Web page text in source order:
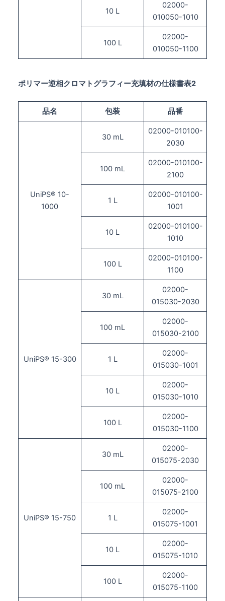
10 L
02000-
010050-1010
100 L
02000-
010050-1100
ポリマー逆相クロマトグラフィー充填材の仕様書表2
品名 包装 品番
UniPS® 10-
1000
30 mL
02000-010100-
2030
100 mL
02000-010100-
2100
1 L
02000-010100-
1001
10 L
02000-010100-
1010
100 L
02000-010100-
1100
UniPS® 15-300
30 mL
02000-
015030-2030
100 mL
02000-
015030-2100
1 L
02000-
015030-1001
10 L
02000-
015030-1010
100 L
02000-
015030-1100
UniPS® 15-750
30 mL
02000-
015075-2030
100 mL
02000-
015075-2100
1 L
02000-
015075-1001
10 L
02000-
015075-1010
100 L
02000-
015075-1100